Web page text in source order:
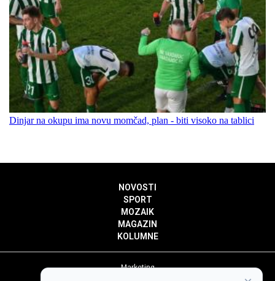
Dinjar na okupu ima novu momčad, plan - biti visoko na tablici
NOVOSTI
SPORT
MOZAIK
MAGAZIN
KOLUMNE
Marketing